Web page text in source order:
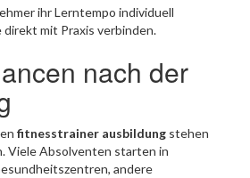
ihr Lerntempo individuell
mit Praxis verbinden.
nach der
fitnesstrainer ausbildung stehen
Viele Absolventen starten in
andere